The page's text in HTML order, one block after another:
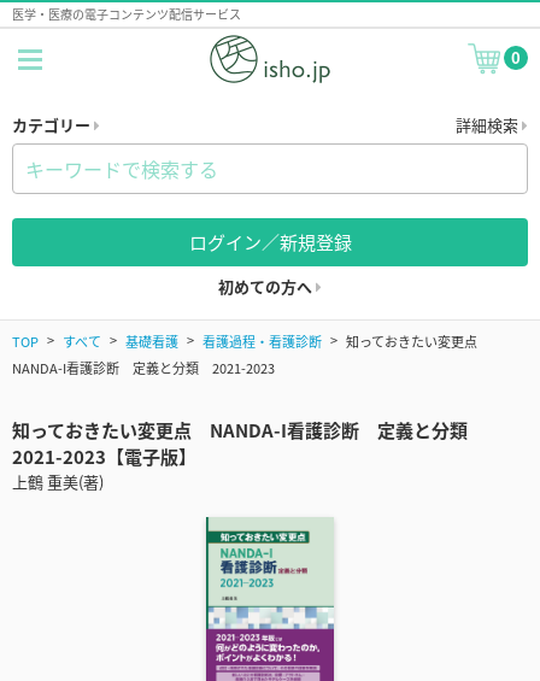
医学・医療の電子コンテンツ配信サービス
0
カテゴリー 詳細検索
ログイン／新規登録
初めての方へ
TOP すべて 基礎看護 看護過程・看護診断
知っておきたい変更点
NANDA-I看護診断 定義と分類 2021-2023
知っておきたい変更点 NANDA-I看護診断 定義と分類
2021-2023【電子版】
上鶴 重美(著)